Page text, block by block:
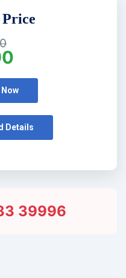
Price
Now
Details
39996